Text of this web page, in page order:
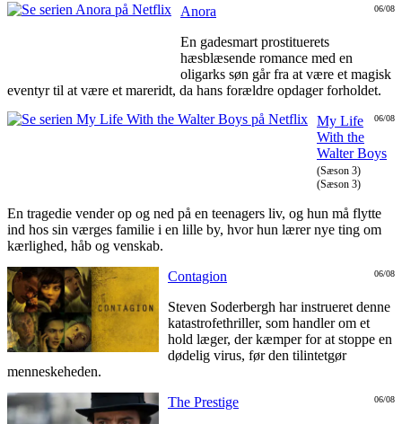
06/08
Anora
En gadesmart prostituerets
hæsblæsende romance med en
oligarks søn går fra at være et magisk
eventyr til at være et mareridt, da hans forældre opdager forholdet.
06/08
My Life
With the
Walter Boys
(Sæson 3)
(Sæson 3)
En tragedie vender op og ned på en teenagers liv, og hun må flytte
ind hos sin værges familie i en lille by, hvor hun lærer nye ting om
kærlighed, håb og venskab.
06/08
Contagion
Steven Soderbergh har instrueret denne
katastrofethriller, som handler om et
hold læger, der kæmper for at stoppe en
dødelig virus, før den tilintetgør
menneskeheden.
06/08
The Prestige